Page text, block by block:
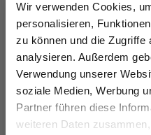
Wir verwenden Cookies,
personalisieren,
zu können und die Zugriffe
analysieren. Außerdem
Verwendung unserer
soziale Medien, Werbung
Partner führen diese
weiteren DatenSpare